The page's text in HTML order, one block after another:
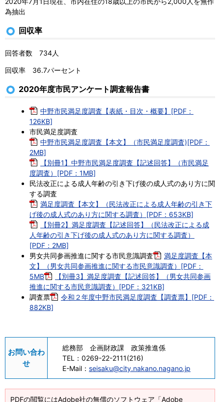
為抽出
回収率
回答者数 734人
回収率 36.7パーセント
2020年度市民アンケート調査報告書
中野市民満足度調査【表紙・目次・概要】[PDF：
126KB]
市民満足度調査
中野市民満足度調査【本文】（市民満足度調査)[PDF：
2MB]
【別冊1】中野市民満足度調査【記述回答】（市民満足
度調査）[PDF：1MB]
民法改正による成人年齢の引き下げ後の成人式のあり方に関
する調査
満足度調査【本文】（民法改正による成人年齢の引き下
げ後の成人式のあり方に関する調査）[PDF：653KB]
【別冊2】満足度調査【記述回答】（民法改正による成
人年齢の引き下げ後の成人式のあり方に関する調査）
[PDF：2MB]
男女共同参画推進に関する市民意識調査
満足度調査【本
文】（男女共同参画推進に関する市民意識調査）[PDF：
5MB
【別冊3】満足度調査【記述回答】（男女共同参画
推進に関する市民意識調査）[PDF：321KB]
調査票
令和２年度中野市民満足度調査【調査票】[PDF：
882KB]
お問い合わ
せ
総務部 企画財政課 政策推進係
TEL： 0269-22-2111(216)
E-Mail： seisaku@city.nakano.nagano.jp
PDFの閲覧にはAdobe社の無償のソフトウェア「Adobe